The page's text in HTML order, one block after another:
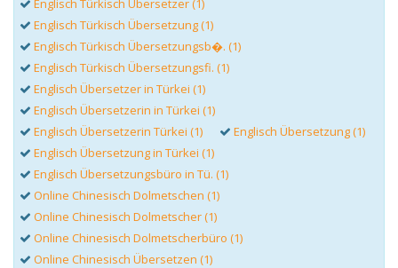
Englisch Türkisch Übersetzer (1)
Englisch Türkisch Übersetzung (1)
Englisch Türkisch Übersetzungsb�. (1)
Englisch Türkisch Übersetzungsfi. (1)
Englisch Übersetzer in Türkei (1)
Englisch Übersetzerin in Türkei (1)
Englisch Übersetzerin Türkei (1)
Englisch Übersetzung (1)
Englisch Übersetzung in Türkei (1)
Englisch Übersetzungsbüro in Tü. (1)
Online Chinesisch Dolmetschen (1)
Online Chinesisch Dolmetscher (1)
Online Chinesisch Dolmetscherbüro (1)
Online Chinesisch Übersetzen (1)